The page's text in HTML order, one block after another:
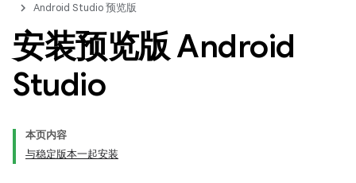
Android Studio 预览版
安装预览版 Android
Studio
本页内容
与稳定版本一起安装